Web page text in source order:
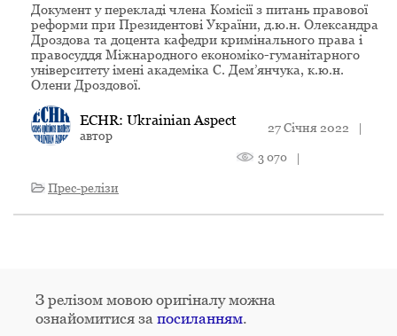
Документ у перекладі члена Комісії з питань правової
реформи при Президентові України, д.ю.н. Олександра
Дроздова та доцента кафедри кримінального права і
правосуддя Міжнародного економіко-гуманітарного
університету імені академіка С. Дем’янчука, к.ю.н.
Олени Дроздової.
ECHR: Ukrainian Aspect
автор
27 Січня 2022 |
3 070
|
Прес-релізи
З релізом мовою оригіналу можна
ознайомитися за посиланням.